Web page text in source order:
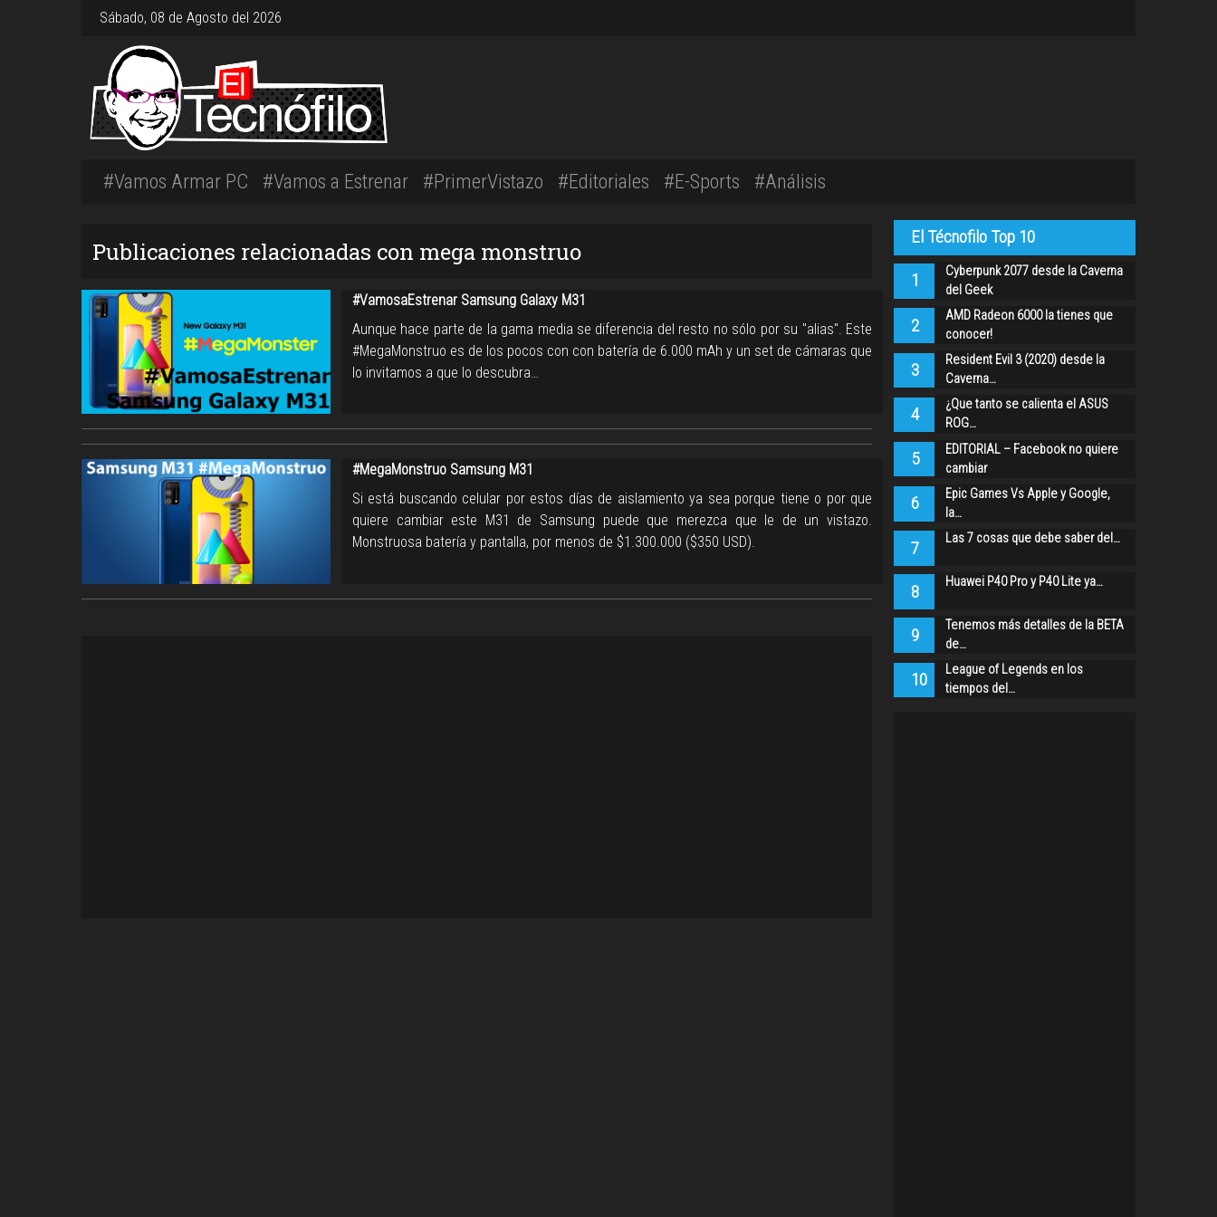
Sábado, 08 de Agosto del 2026
#Vamos Armar PC #Vamos a Estrenar #PrimerVistazo #Editoriales #E-Sports #Análisis
Publicaciones relacionadas con mega monstruo
#VamosaEstrenar Samsung Galaxy M31
Aunque hace parte de la gama media se diferencia del resto no sólo por su "alias". Este
#MegaMonstruo es de los pocos con con batería de 6.000 mAh y un set de cámaras que
lo invitamos a que lo descubra…
#MegaMonstruo Samsung M31
Si está buscando celular por estos días de aislamiento ya sea porque tiene o por que
quiere cambiar este M31 de Samsung puede que merezca que le de un vistazo.
Monstruosa batería y pantalla, por menos de $1.300.000 ($350 USD).
El Técnofilo Top 10
1
Cyberpunk 2077 desde la Caverna
del Geek
2
AMD Radeon 6000 la tienes que
conocer!
3
Resident Evil 3 (2020) desde la
Caverna…
4
¿Que tanto se calienta el ASUS
ROG…
5
EDITORIAL – Facebook no quiere
cambiar
6
Epic Games Vs Apple y Google,
la…
7 Las 7 cosas que debe saber del…
8 Huawei P40 Pro y P40 Lite ya…
9
Tenemos más detalles de la BETA
de…
10
League of Legends en los
tiempos del…